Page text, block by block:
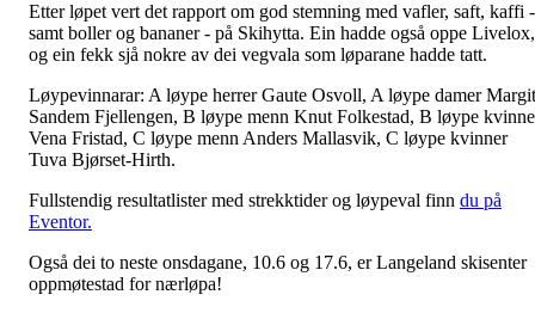
Etter løpet vert det rapport om god stemning med vafler, saft, kaffi -
samt boller og bananer - på Skihytta. Ein hadde også oppe Livelox,
og ein fekk sjå nokre av dei vegvala som løparane hadde tatt.
Løypevinnarar: A løype herrer Gaute Osvoll, A løype damer Margit
Sandem Fjellengen, B løype menn Knut Folkestad, B løype
Vena Fristad, C løype menn Anders Mallasvik, C løype kvinner
Tuva Bjørset-Hirth.
Fullstendig resultatlister med strekktider og løypeval finn du på
Eventor.
Også dei to neste onsdagane, 10.6 og 17.6, er Langeland skisenter
oppmøtestad for nærløpa!